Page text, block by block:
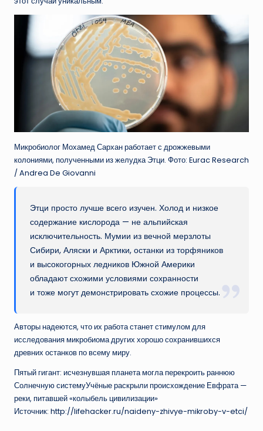
Микробиолог Мохамед Сархан работает с дрожжевыми
колониями, полученными из желудка Этци. Фото: Eurac Research
/ Andrea De Giovanni
Этци просто лучше всего изучен. Холод и низкое
содержание кислорода — не альпийская
исключительность. Мумии из вечной мерзлоты
Сибири, Аляски и Арктики, останки из торфяников
и высокогорных ледников Южной Америки
обладают схожими условиями сохранности
и тоже могут демонстрировать схожие процессы.
Авторы надеются, что их работа станет стимулом для
исследования микробиома других хорошо сохранившихся
древних останков по всему миру.
Пятый гигант: исчезнувшая планета могла перекроить раннюю
Солнечную системуУчёные раскрыли происхождение Евфрата —
реки, питавшей «колыбель цивилизации»
Источник: http://lifehacker.ru/naideny-zhivye-mikroby-v-etci/